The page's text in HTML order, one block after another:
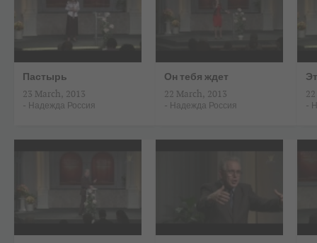
Пастырь
23 March, 2013
- Надежда Россия
Он тебя ждет
22 March, 2013
- Надежда Россия -